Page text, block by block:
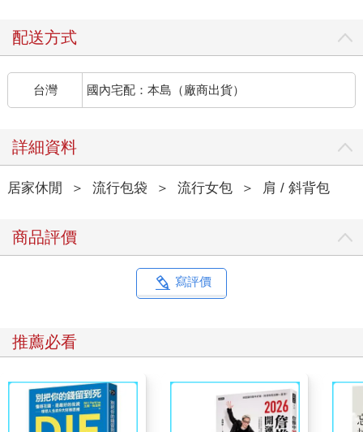
配送方式
台灣 國內宅配：本島（廠商出貨）
詳細資料
居家休閒 ＞ 流行包袋 ＞ 流行女包 ＞ 肩 / 斜背包
商品評價
寫評價
推薦必看